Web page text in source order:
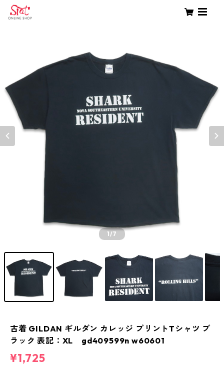
1/7
古着 GILDAN ギルダン カレッジ プリントTシャツ ブ
ラック 表記：XL gd409599n w60601
¥1,725